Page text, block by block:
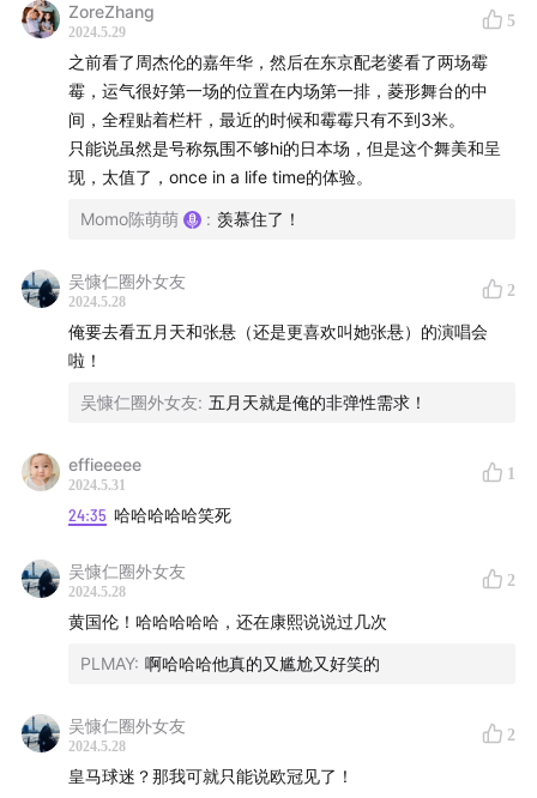
你在社交媒体上发现过哪些新歌？
Momo 陈默默，消费投资人，生活观察家，吃喝玩乐爱好
陈腿毛，前炒股的，前卖衣服的，皇马球迷，游戏爱好者
主要话题
短视频推歌是怎么一回事？
06:40 泰勒·斯威夫特的收入结构和其他歌手有什么不同？
为什么演唱会从去年开始变贵了？
24:10 为什么这个时代的成功歌手是泰勒·斯威夫特？
演唱会是一种刚需吗？
幕后制作
ZoreZhang
2024.5.29
5
之前看了周杰伦的嘉年华，然后在东京配老婆看了两场霉
霉，运气很好第一场的位置在内场第一排，菱形舞台的中
间，全程贴着栏杆，最近的时候和霉霉只有不到3米。
只能说虽然是号称氛围不够hi的日本场，但是这个舞美和呈
现，太值了，once in a life time的体验。
Momo陈萌萌 : 羡慕住了！
吴慷仁圈外女友
2024.5.28
2
俺要去看五月天和张悬（还是更喜欢叫她张悬）的演唱会
啦！
吴慷仁圈外女友: 五月天就是俺的非弹性需求！
effieeeee
2024.5.31
1
24:35 哈哈哈哈哈笑死
吴慷仁圈外女友
2024.5.28
2
黄国伦！哈哈哈哈哈，还在康熙说说过几次
PLMAY: 啊哈哈哈他真的又尴尬又好笑的
吴慷仁圈外女友
2024.5.28
2
皇马球迷？那我可就只能说欧冠见了！